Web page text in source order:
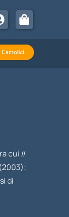
Cattolici
cui Il
di